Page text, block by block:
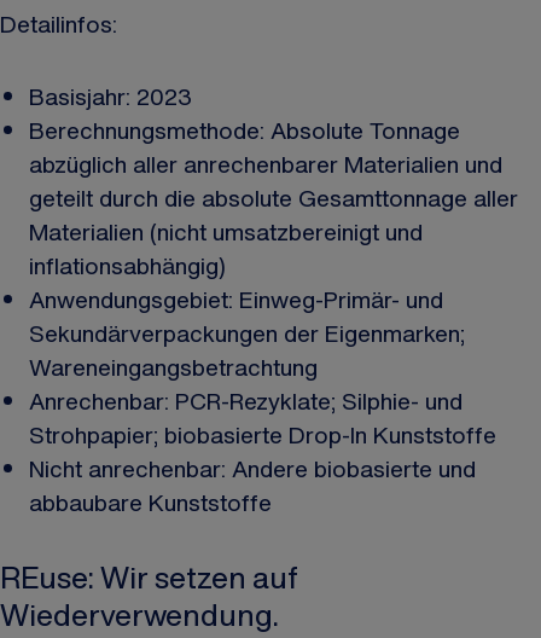
Detailinfos:
Basisjahr: 2023
Berechnungsmethode: Absolute Tonnage
abzüglich aller anrechenbarer Materialien und
geteilt durch die absolute Gesamttonnage aller
Materialien (nicht umsatzbereinigt und
inflationsabhängig)
Anwendungsgebiet: Einweg-Primär- und
Sekundärverpackungen der Eigenmarken;
Wareneingangsbetrachtung
Anrechenbar: PCR-Rezyklate; Silphie- und
Strohpapier; biobasierte Drop-In Kunststoffe
Nicht anrechenbar: Andere biobasierte und
abbaubare Kunststoffe
REuse: Wir setzen auf
Wiederverwendung.